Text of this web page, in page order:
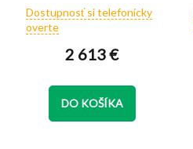
Priemerné
hodnotenie
je
5
hviezdičiek.
Dostupnosť si telefonicky
overte
2 613 €
DO KOŠÍKA